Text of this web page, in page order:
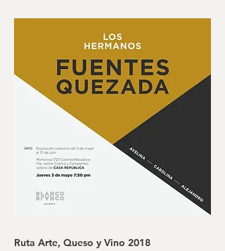
Ruta Arte, Queso y Vino 2018